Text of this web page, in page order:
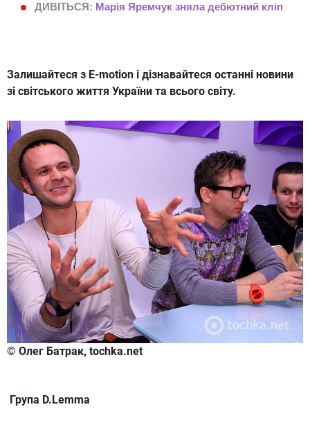
ДИВІТЬСЯ: Марія Яремчук зняла дебютний кліп
Залишайтеся з E-motion і дізнавайтеся останні новини
зі світського життя України та всього світу.
© Олег Батрак, tochka.net
Група D.Lemma